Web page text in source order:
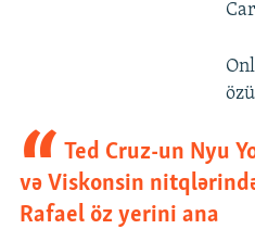
Ted Cruz-un Nyu
və Viskonsin
Rafael öz yerini ana